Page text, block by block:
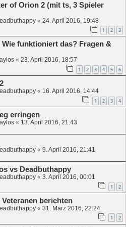
of Orion 2 (mit ts, 3 Spieler
« 24. April 2016, 19:48
1 2 3
funktioniert das? Fragen &
« 23. April 2016, 18:57
1 2 3 4 5 6
« 16. April 2016, 14:44
1 2 3 4
erringen
« 13. April 2016, 21:43
« 9. April 2016, 21:41
vs Deadbuthappy
« 3. April 2016, 00:01
1 2
berichten
« 31. März 2016, 22:24
1 2